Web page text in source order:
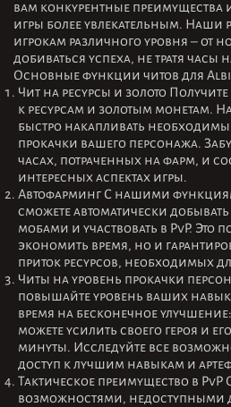
вам конкурентные преимущества
игры более увлекательным. Наши
игрокам различного уровня – от
добиваться успеха, не тратя часы
Основные функции читов для
Чит на ресурсы и золото
к ресурсам и золотым монетам.
быстро накапливать
прокачки вашего персонажа.
часах, потраченных на фарм, и
интересных аспектах игры.
Автофарминг С нашими
сможете автоматически добывать
мобами и участвовать в PvP. Это
экономить время, но и
приток ресурсов, необходимых
Читы на уровень прокачки
повышайте уровень ваших
время на бесконечное
можете усилить своего героя и
минуты. Исследуйте все
доступ к лучшим навыкам и
Тактическое преимущество в PvP
возможностями, недоступными